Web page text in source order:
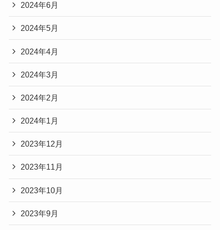
2024年6月
2024年5月
2024年4月
2024年3月
2024年2月
2024年1月
2023年12月
2023年11月
2023年10月
2023年9月